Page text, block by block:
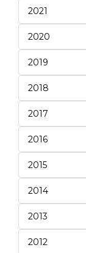
2021
2020
2019
2018
2017
2016
2015
2014
2013
2012